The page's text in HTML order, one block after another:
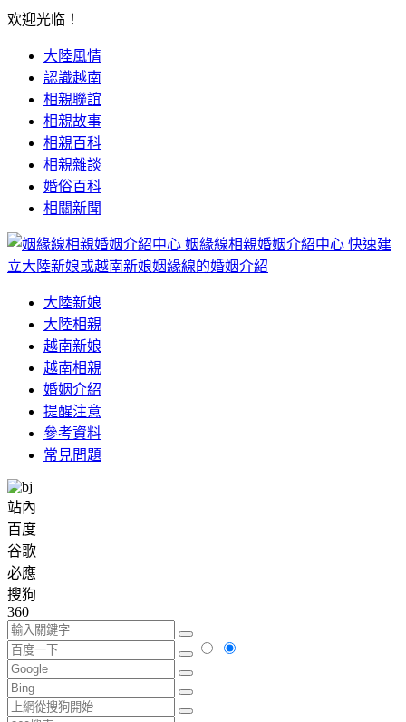
欢迎光临！
大陸風情
認識越南
相親聯誼
相親故事
相親百科
相親雜談
婚俗百科
相關新聞
姻緣線相親婚姻介紹中心 快速建
立大陸新娘或越南新娘姻緣線的婚姻介紹
大陸新娘
大陸相親
越南新娘
越南相親
婚姻介紹
提醒注意
參考資料
常見問題
站內
百度
谷歌
必應
搜狗
360